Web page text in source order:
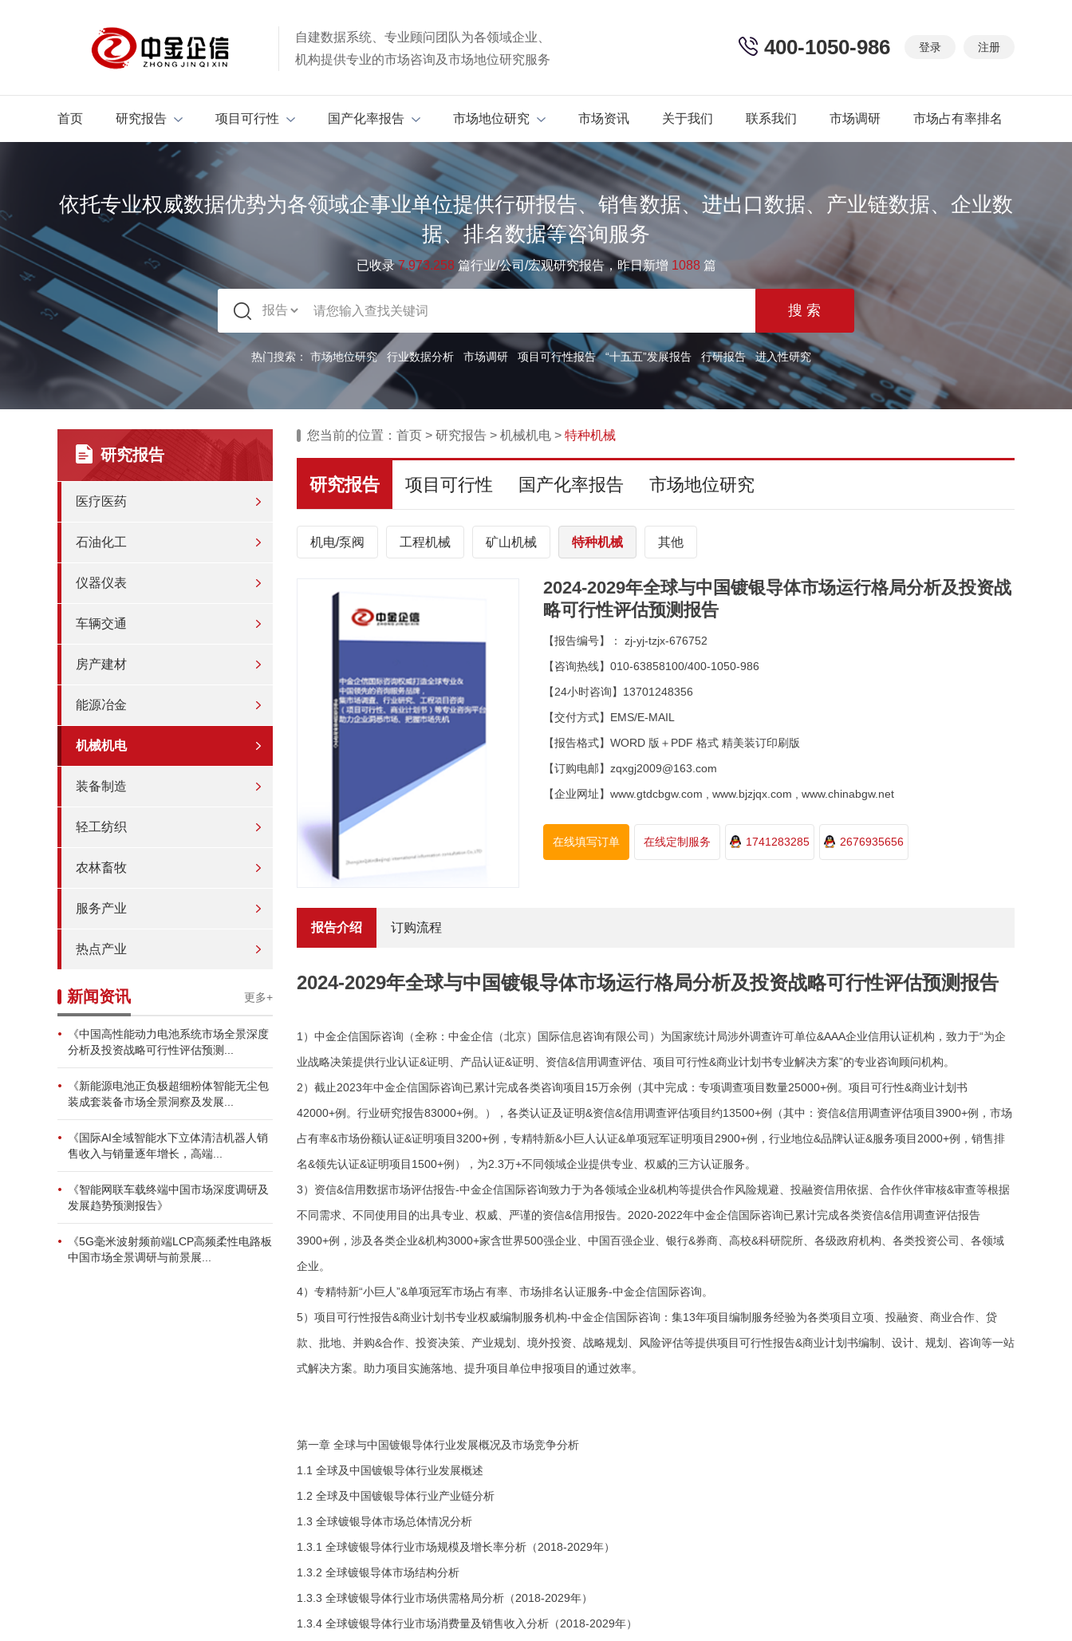
自建数据系统、专业顾问团队为各领域企业、
机构提供专业的市场咨询及市场地位研究服务
登录 注册
400-1050-986
首页 研究报告 项目可行性 国产化率报告 市场地位研究 市场资讯 关于我们 联系我们 市场调研 市场占有率排名
依托专业权威数据优势为各领域企事业单位提供行研报告、销售数据、进出口数据、产业链数据、企业数
据、排名数据等咨询服务
已收录7.973.258 篇行业/公司/宏观研究报告，昨日新增 1088 篇
热门搜索： 市场地位研究 行业数据分析 市场调研 项目可行性报告 “十五五”发展报告 行研报告 进入性研究
研究报告
医疗医药
石油化工
仪器仪表
车辆交通
房产建材
能源冶金
机械机电
装备制造
轻工纺织
农林畜牧
服务产业
热点产业
新闻资讯 更多+
《中国高性能动力电池系统市场全景深度
分析及投资战略可行性评估预测...
《新能源电池正负极超细粉体智能无尘包
装成套装备市场全景洞察及发展...
《国际AI全域智能水下立体清洁机器人销
售收入与销量逐年增长，高端...
《智能网联车载终端中国市场深度调研及
发展趋势预测报告》
《5G毫米波射频前端LCP高频柔性电路板
中国市场全景调研与前景展...
您当前的位置： 首页 > 研究报告 > 机械机电 > 特种机械
研究报告 项目可行性 国产化率报告 市场地位研究
机电/泵阀 工程机械 矿山机械 特种机械 其他
2024-2029年全球与中国镀银导体市场运行格局分析及投资战
略可行性评估预测报告
【报告编号】： zj-yj-tzjx-676752
【咨询热线】010-63858100/400-1050-986
【24小时咨询】13701248356
【交付方式】EMS/E-MAIL
【报告格式】WORD 版＋PDF 格式 精美装订印刷版
【订购电邮】zqxgj2009@163.com
【企业网址】www.gtdcbgw.com , www.bjzjqx.com , www.chinabgw.net
在线填写订单 在线定制服务 1741283285 2676935656
报告介绍 订购流程
2024-2029年全球与中国镀银导体市场运行格局分析及投资战略可行性评估预测报告
1）中金企信国际咨询（全称：中金企信（北京）国际信息咨询有限公司）为国家统计局涉外调查许可单位&AAA企业信用认证机构，致力于“为企
业战略决策提供行业认证&证明、产品认证&证明、资信&信用调查评估、项目可行性&商业计划书专业解决方案”的专业咨询顾问机构。
2）截止2023年中金企信国际咨询已累计完成各类咨询项目15万余例（其中完成：专项调查项目数量25000+例。项目可行性&商业计划书
42000+例。行业研究报告83000+例。），各类认证及证明&资信&信用调查评估项目约13500+例（其中：资信&信用调查评估项目3900+例，市场
占有率&市场份额认证&证明项目3200+例，专精特新&小巨人认证&单项冠军证明项目2900+例，行业地位&品牌认证&服务项目2000+例，销售排
名&领先认证&证明项目1500+例），为2.3万+不同领域企业提供专业、权威的三方认证服务。
3）资信&信用数据市场评估报告-中金企信国际咨询致力于为各领域企业&机构等提供合作风险规避、投融资信用依据、合作伙伴审核&审查等根据
不同需求、不同使用目的出具专业、权威、严谨的资信&信用报告。2020-2022年中金企信国际咨询已累计完成各类资信&信用调查评估报告
3900+例，涉及各类企业&机构3000+家含世界500强企业、中国百强企业、银行&券商、高校&科研院所、各级政府机构、各类投资公司、各领域
企业。
4）专精特新“小巨人”&单项冠军市场占有率、市场排名认证服务-中金企信国际咨询。
5）项目可行性报告&商业计划书专业权威编制服务机构-中金企信国际咨询：集13年项目编制服务经验为各类项目立项、投融资、商业合作、贷
款、批地、并购&合作、投资决策、产业规划、境外投资、战略规划、风险评估等提供项目可行性报告&商业计划书编制、设计、规划、咨询等一站
式解决方案。助力项目实施落地、提升项目单位申报项目的通过效率。
第一章 全球与中国镀银导体行业发展概况及市场竞争分析
1.1 全球及中国镀银导体行业发展概述
1.2 全球及中国镀银导体行业产业链分析
1.3 全球镀银导体市场总体情况分析
1.3.1 全球镀银导体行业市场规模及增长率分析（2018-2029年）
1.3.2 全球镀银导体市场结构分析
1.3.3 全球镀银导体行业市场供需格局分析（2018-2029年）
1.3.4 全球镀银导体行业市场消费量及销售收入分析（2018-2029年）